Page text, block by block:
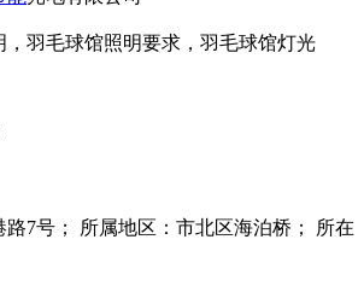
，羽毛球馆照明要求，羽毛球馆灯光
7号； 所属地区：市北区海泊桥； 所在